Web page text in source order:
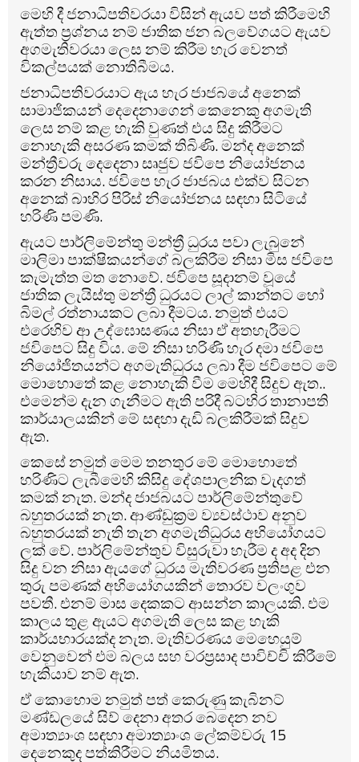
මෙහි දී ජනාධිපතිවරයා විසින් ඇයව පත් කිරීමෙහි
ඇත්ත ප්‍රශ්නය නම් ජාතික ජන බලවේගයට ඇයව
අගමැතිවරයා ලෙස නම් කිරීම හැර වෙනත්
විකල්පයක් නොතිබීමය.
ජනාධිපතිවරයාට ඇය හැර ජාජබයේ අනෙක්
සාමාජිකයන් දෙදෙනාගෙන් කෙනෙකු අගමැති
ලෙස නම් කළ හැකි වුණත් එය සිදු කිරීමට
නොහැකි අසරණ කමක් තිබිණි. මන්ද අනෙක්
මන්ත්‍රීවරු දෙදෙනා සෘජුව ජවිපෙ නියෝජනය
කරන නිසාය. ජවිපෙ හැර ජාජබය එක්ව සිටන
අනෙක් බාහිර පිරිස් නියෝජනය සඳහා සිටියේ
හරිණි පමණි.
ඇයට පාර්ලිමේන්තු මන්ත්‍රී ධුරය පවා ලැබුනේ
මාලිමා පාක්ෂිකයන්ගේ බලකිරීම නිසා මිස ජවිපෙ
කැමැත්ත මත නොවේ. ජවිපෙ සූදානම් වූයේ
ජාතික ලැයිස්තු මන්ත්‍රී ධුරයට ලාල් කාන්තට හෝ
බිමල් රත්නායකට ලබා දීමටය. නමුත් එයට
එරෙහිව ආ උද්ඝොසණය නිසා ඒ අතහැරීමට
ජවිපෙට සිදු විය. මේ නිසා හරිණි හැර දමා ජවිපෙ
නියෝජිතයන්ට අගමැතිධුරය ලබා දීම ජවිපෙට මේ
මොහොතේ කළ නොහැකි වීම මෙහිදී සිදුව ඇත..
එමෙන්ම දැන ගැනීමට ඇති පරිදී බටහිර තානාපති
කාර්යාලයකින් මේ සඳහා දැඩි බලකිරීමක් සිදුව
ඇත.
කෙසේ නමුත් මෙම තනතුර මේ මොහොතේ
හරිණිට ලැබීමෙහි කිසිදු දේශපාලනික වැදගත්
කමක් නැත. මන්ද ජාජබයට පාර්ලිමේන්තුවේ
බහුතරයක් නැත. ආණ්ඩුක්‍රම ව්‍යවස්ථාව අනුව
බහුතරයක් නැති තැන අගමැතිධුරය අභියෝගයට
ලක් වේ. පාර්ලිමේන්තුව විසුරුවා හැරීම ද අද දින
සිදු වන නිසා ඇයගේ ධුරය මැතිවරණ ප්‍රතිපළ එන
තුරු පමණක් අභියෝගයකින් තොරව වලංගුව
පවතී. එනම් මාස දෙකකට ආසන්න කාලයකි. එම
කාලය තුළ ඇයට අගමැති ලෙස කළ හැකි
කාර්යභාරයක්ද නැත. මැතිවරණය මෙහෙයුම්
වෙනුවෙන් එම බලය සහ වරප්‍රසාද පාවිච්චි කිරීමේ
හැකියාව නම් ඇත.
ඒ කොහොම නමුත් පත් කෙරුණු කැබිනට්
මණ්ඩලයේ සිව් දෙනා අතර බෙදෙන නව
අමාත්‍යාංශ සඳහා අමාත්‍යාංශ ලේකම්වරු 15
දෙනෙකුද පත්කිරීමට නියමිතය.